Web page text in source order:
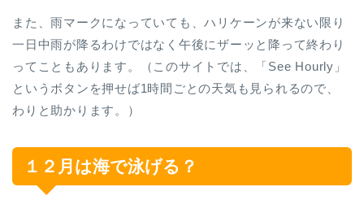
また、雨マークになっていても、ハリケーンが来ない限り
一日中雨が降るわけではなく午後にザーッと降って終わり
ってこともあります。（このサイトでは、「See Hourly」
というボタンを押せば1時間ごとの天気も見られるので、
わりと助かります。）
１２月は海で泳げる？